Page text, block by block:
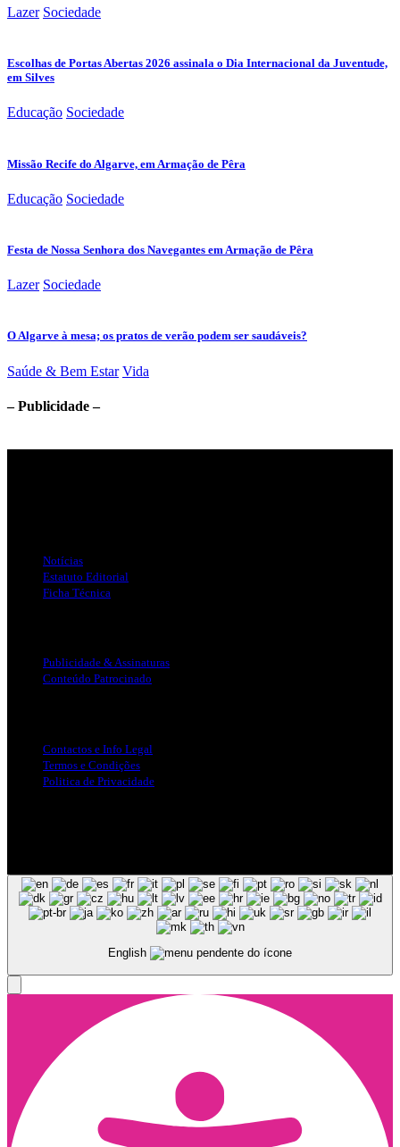
Lazer Sociedade
Escolhas de Portas Abertas 2026 assinala o Dia Internacional da Juventude,
em Silves
Educação Sociedade
Missão Recife do Algarve, em Armação de Pêra
Educação Sociedade
Festa de Nossa Senhora dos Navegantes em Armação de Pêra
Lazer Sociedade
O Algarve à mesa; os pratos de verão podem ser saudáveis?
Saúde & Bem Estar Vida
– Publicidade –
Notícias
Estatuto Editorial
Ficha Técnica
Publicidade & Assinaturas
Conteúdo Patrocinado
Contactos e Info Legal
Termos e Condições
Politica de Privacidade
English